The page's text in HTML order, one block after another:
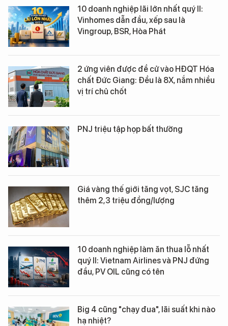
10 doanh nghiệp lãi lớn nhất quý II:
Vinhomes dẫn đầu, xếp sau là
Vingroup, BSR, Hòa Phát
2 ứng viên được đề cử vào HĐQT Hóa
chất Đức Giang: Đều là 8X, nắm nhiều
vị trí chủ chốt
PNJ triệu tập họp bất thường
Giá vàng thế giới tăng vọt, SJC tăng
thêm 2,3 triệu đồng/lượng
10 doanh nghiệp làm ăn thua lỗ nhất
quý II: Vietnam Airlines và PNJ đứng
đầu, PV OIL cũng có tên
Big 4 cũng "chạy đua", lãi suất khi nào
hạ nhiệt?